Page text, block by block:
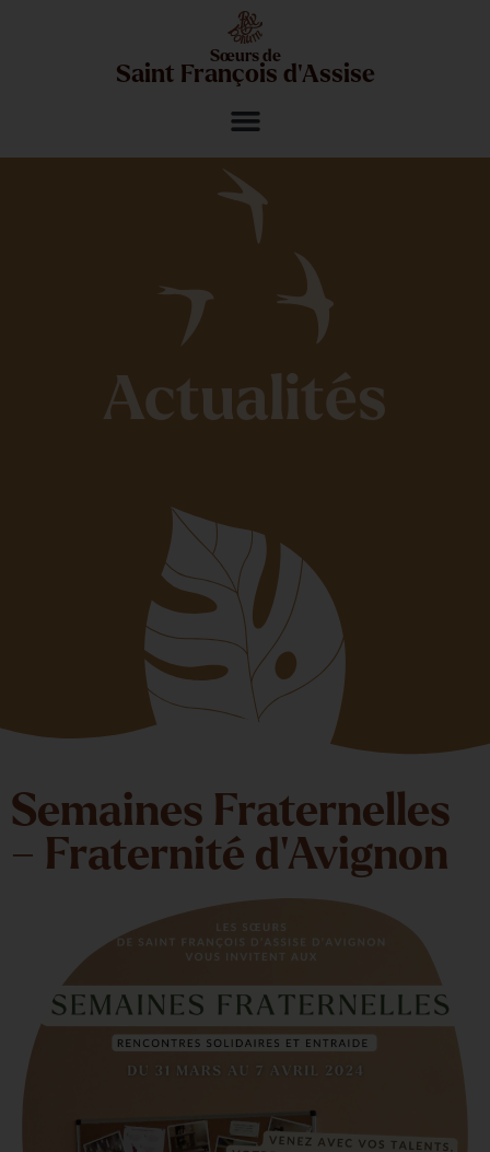
Sœurs de
Saint François d'Assise
Actualités
Semaines Fraternelles
– Fraternité d’Avignon